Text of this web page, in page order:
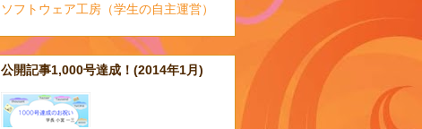
ソフトウェア工房（学生の自主運営）
公開記事1,000号達成！(2014年1月)